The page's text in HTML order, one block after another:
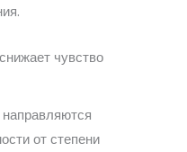
чувство
от степени